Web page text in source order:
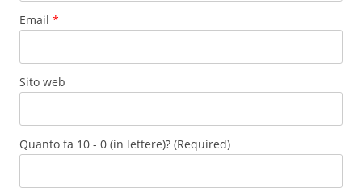
Email *
Sito web
Quanto fa 10 - 0 (in lettere)? (Required)